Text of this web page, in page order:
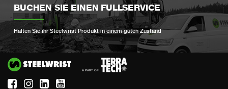
BUCHEN SIE EINEN FULLSERVICE
Halten Sie ihr Steelwrist Produkt in einem guten Zustand